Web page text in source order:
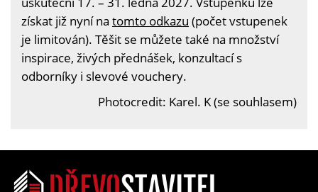
získat již nyní na tomto odkazu (počet vstupenek
je limitován). Těšit se můžete také na množství
inspirace, živých přednášek, konzultací s
odborníky i slevové vouchery.
Photocredit: Karel. K (se souhlasem)